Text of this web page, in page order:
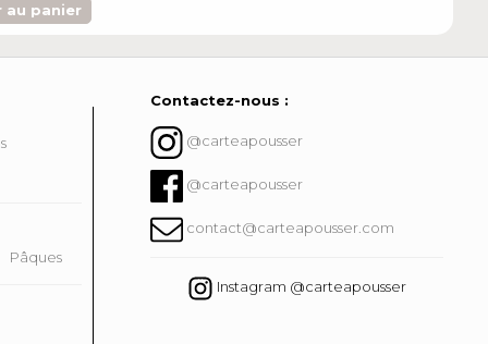
au panier
Pâques
Contactez-nous :
@carteapousser
@carteapousser
contact@carteapousser.com
Instagram @carteapousser